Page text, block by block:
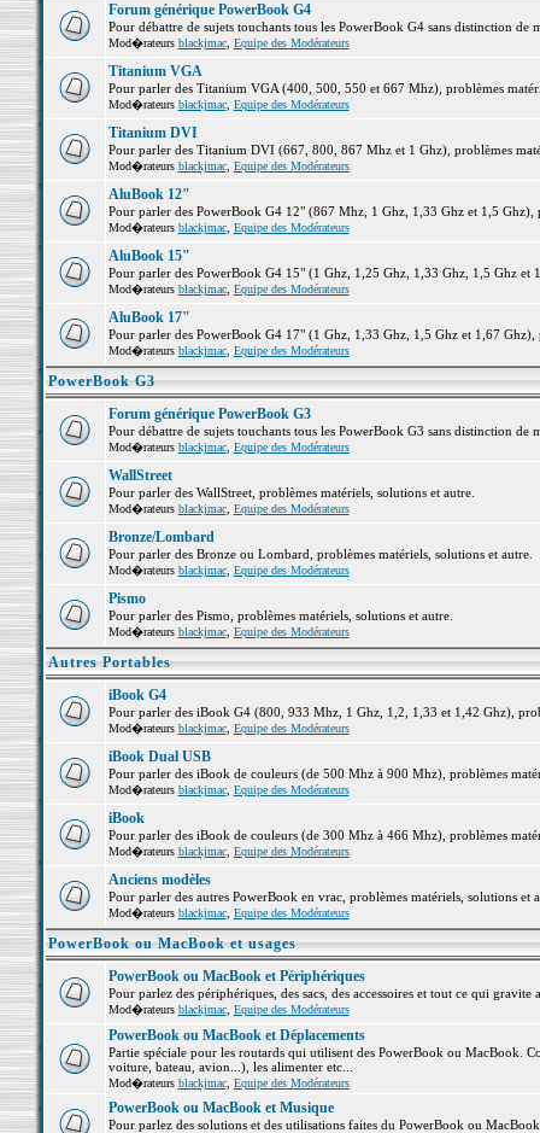
Forum générique PowerBook G4
Pour débattre de sujets touchants tous les PowerBook G4 sans distinction de
Mod�rateurs blackjmac, Equipe des Modérateurs
Titanium VGA
Pour parler des Titanium VGA (400, 500, 550 et 667 Mhz), problèmes
Mod�rateurs blackjmac, Equipe des Modérateurs
Titanium DVI
Pour parler des Titanium DVI (667, 800, 867 Mhz et 1 Ghz), problèmes
Mod�rateurs blackjmac, Equipe des Modérateurs
AluBook 12"
Pour parler des PowerBook G4 12" (867 Mhz, 1 Ghz, 1,33 Ghz et 1,5 Ghz),
Mod�rateurs blackjmac, Equipe des Modérateurs
AluBook 15"
Pour parler des PowerBook G4 15" (1 Ghz, 1,25 Ghz, 1,33 Ghz, 1,5 Ghz et
Mod�rateurs blackjmac, Equipe des Modérateurs
AluBook 17"
Pour parler des PowerBook G4 17" (1 Ghz, 1,33 Ghz, 1,5 Ghz et 1,67 Ghz),
Mod�rateurs blackjmac, Equipe des Modérateurs
PowerBook G3
Forum générique PowerBook G3
Pour débattre de sujets touchants tous les PowerBook G3 sans distinction de
Mod�rateurs blackjmac, Equipe des Modérateurs
WallStreet
Pour parler des WallStreet, problèmes matériels, solutions et autre.
Mod�rateurs blackjmac, Equipe des Modérateurs
Bronze/Lombard
Pour parler des Bronze ou Lombard, problèmes matériels, solutions et autre.
Mod�rateurs blackjmac, Equipe des Modérateurs
Pismo
Pour parler des Pismo, problèmes matériels, solutions et autre.
Mod�rateurs blackjmac, Equipe des Modérateurs
Autres Portables
iBook G4
Pour parler des iBook G4 (800, 933 Mhz, 1 Ghz, 1,2, 1,33 et 1,42 Ghz),
Mod�rateurs blackjmac, Equipe des Modérateurs
iBook Dual USB
Pour parler des iBook de couleurs (de 500 Mhz à 900 Mhz), problèmes
Mod�rateurs blackjmac, Equipe des Modérateurs
iBook
Pour parler des iBook de couleurs (de 300 Mhz à 466 Mhz), problèmes
Mod�rateurs blackjmac, Equipe des Modérateurs
Anciens modèles
Pour parler des autres PowerBook en vrac, problèmes matériels, solutions et
Mod�rateurs blackjmac, Equipe des Modérateurs
PowerBook ou MacBook et usages
PowerBook ou MacBook et Périphériques
Pour parlez des périphériques, des sacs, des accessoires et tout ce qui
Mod�rateurs blackjmac, Equipe des Modérateurs
PowerBook ou MacBook et Déplacements
Partie spéciale pour les routards qui utilisent des PowerBook ou MacBook.
voiture, bateau, avion...), les alimenter etc...
Mod�rateurs blackjmac, Equipe des Modérateurs
PowerBook ou MacBook et Musique
Pour parlez des solutions et des utilisations faites du PowerBook ou